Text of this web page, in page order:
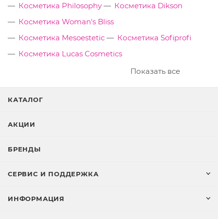
Косметика Philosophy
Косметика Dikson
Косметика Woman's Bliss
Косметика Mesoestetic
Косметика Sofiprofi
Косметика Lucas Cosmetics
Показать все
КАТАЛОГ
АКЦИИ
БРЕНДЫ
СЕРВИС И ПОДДЕРЖКА
ИНФОРМАЦИЯ